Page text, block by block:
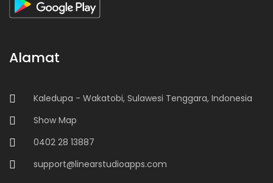
Alamat
Kaledupa - Wakatobi, Sulawesi Tenggara, Indonesia
Show Map
0402 28 13887
support@linearstudioapps.com